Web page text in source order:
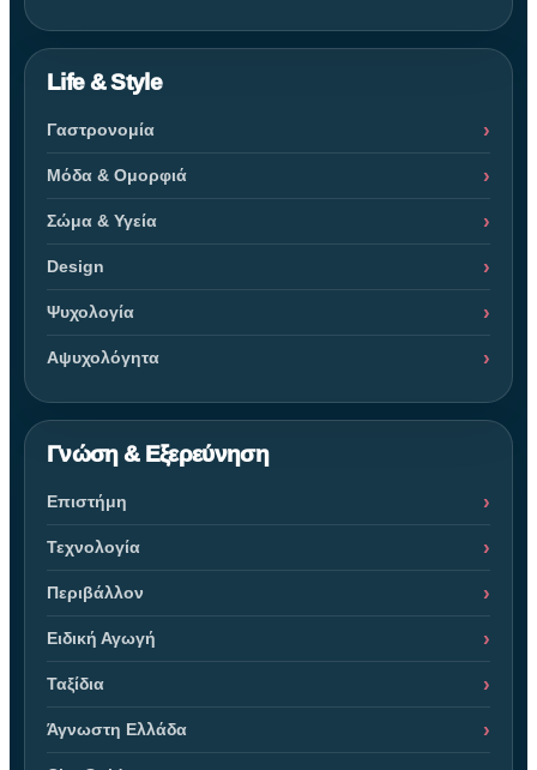
Life & Style
Γαστρονομία
Μόδα & Ομορφιά
Σώμα & Υγεία
Design
Ψυχολογία
Αψυχολόγητα
Γνώση & Εξερεύνηση
Επιστήμη
Τεχνολογία
Περιβάλλον
Ειδική Αγωγή
Ταξίδια
Άγνωστη Ελλάδα